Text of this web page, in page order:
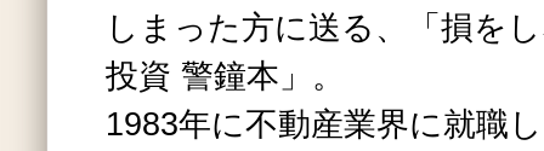
しまった方に送る、「損を
投資 警鐘本」。
1983年に不動産業界に就職